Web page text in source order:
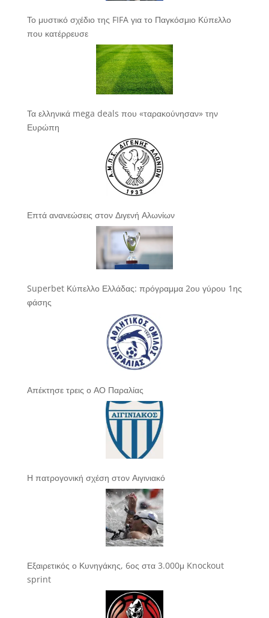
Το μυστικό σχέδιο της FIFA για το Παγκόσμιο Κύπελλο
που κατέρρευσε
Τα ελληνικά mega deals που «ταρακούνησαν» την
Ευρώπη
Επτά ανανεώσεις στον Διγενή Αλωνίων
Superbet Κύπελλο Ελλάδας: πρόγραμμα 2ου γύρου 1ης
φάσης
Απέκτησε τρεις ο ΑΟ Παραλίας
Η πατρογονική σχέση στον Αιγινιακό
Εξαιρετικός ο Κυνηγάκης, 6ος στα 3.000μ Knockout
sprint